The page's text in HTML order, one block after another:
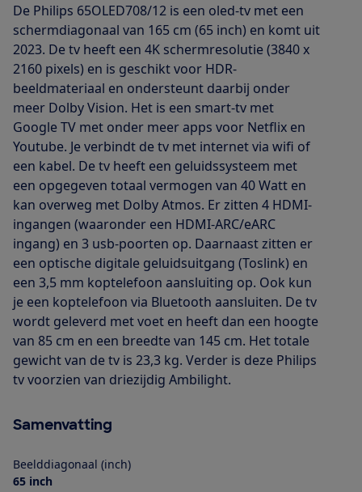
De Philips 65OLED708/12 is een oled-tv met een
schermdiagonaal van 165 cm (65 inch) en komt uit
2023. De tv heeft een 4K schermresolutie (3840 x
2160 pixels) en is geschikt voor HDR-
beeldmateriaal en ondersteunt daarbij onder
meer Dolby Vision. Het is een smart-tv met
Google TV met onder meer apps voor Netflix en
Youtube. Je verbindt de tv met internet via wifi of
een kabel. De tv heeft een geluidssysteem met
een opgegeven totaal vermogen van 40 Watt en
kan overweg met Dolby Atmos. Er zitten 4 HDMI-
ingangen (waaronder een HDMI-ARC/eARC
ingang) en 3 usb-poorten op. Daarnaast zitten er
een optische digitale geluidsuitgang (Toslink) en
een 3,5 mm koptelefoon aansluiting op. Ook kun
je een koptelefoon via Bluetooth aansluiten. De tv
wordt geleverd met voet en heeft dan een hoogte
van 85 cm en een breedte van 145 cm. Het totale
gewicht van de tv is 23,3 kg. Verder is deze Philips
tv voorzien van driezijdig Ambilight.
Samenvatting
Beelddiagonaal (inch)
65 inch